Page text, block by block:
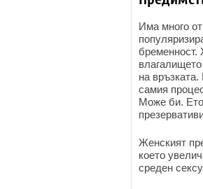
Има много
бременност.
на
самия
Може би. Ето
Женският
което
среден